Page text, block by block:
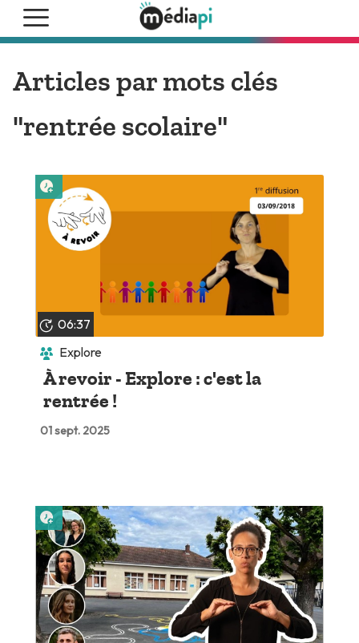
Articles par mots clés
"rentrée scolaire"
06:37
Explore
À revoir - Explore : c'est la
rentrée !
01 sept. 2025
Lire plus tard